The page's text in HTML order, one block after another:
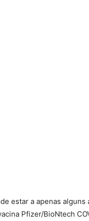
estar a apenas
Pfizer/BioNtech